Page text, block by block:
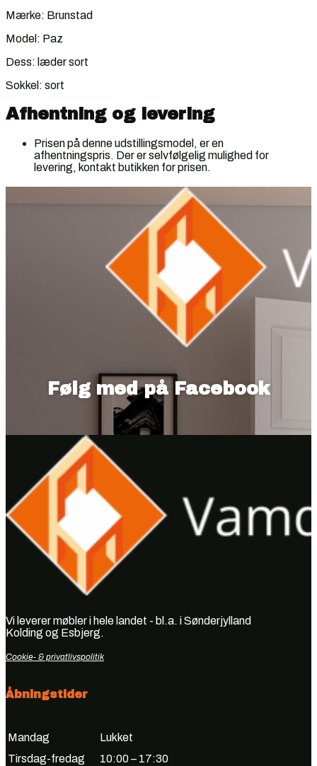
Mærke: Brunstad
Model: Paz
Dess: læder sort
Sokkel: sort
Afhentning og levering
Prisen på denne udstillingsmodel, er en
afhentningspris. Der er selvfølgelig mulighed for
levering, kontakt butikken for prisen.
Følg med på Facebook
Vi leverer møbler i hele landet - bl.a. i Sønderjylland
Kolding og Esbjerg.
Cookie- & privatlivspolitik
Åbningstider
Mandag
Lukket
Tirsdag-fredag
10:00 – 17:30